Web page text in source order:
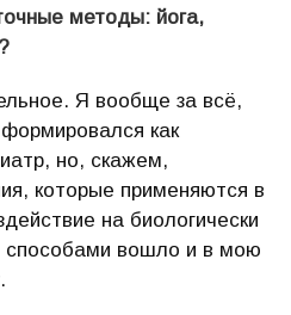
методы: йога,
Я вообще за всё,
как
но, скажем,
которые применяются в
на биологически
способами вошло и в мою